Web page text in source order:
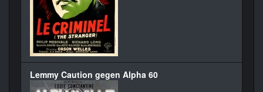
Lemmy Caution gegen Alpha 60